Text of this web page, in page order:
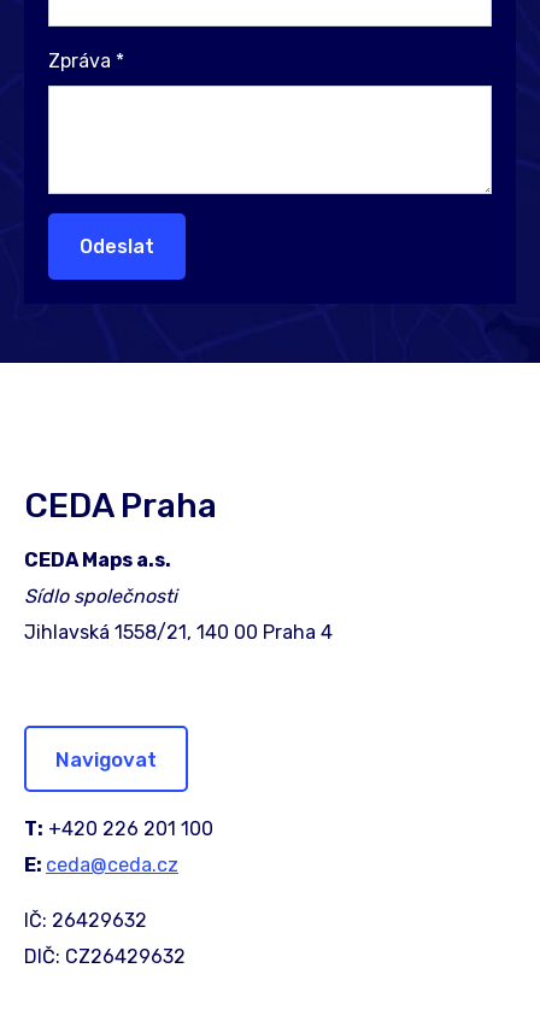
Zpráva *
Odeslat
CEDA Praha
CEDA Maps a.s.
Sídlo společnosti
Jihlavská 1558/21, 140 00 Praha 4
Navigovat
T: +420 226 201 100
E: ceda@ceda.cz
IČ: 26429632
DIČ: CZ26429632